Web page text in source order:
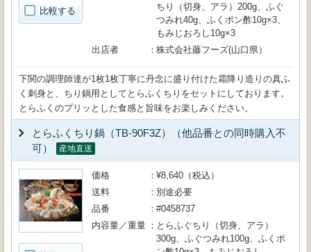
比較する
ちり（切身、アラ）200g、ふぐ
つみれ40g、ふくポン酢10g×3、
もみじおろし10g×3
出店者
株式会社藤フーズ(山口県）
下関の調理師達が1枚1枚丁寧に丹念に盛り付けた霜降り造りの真ふ
く刺身と、ちり鍋用としてとらふくちりをセットにしております。
とらふくのプリッとした食感と旨味をお楽しみください。
とらふくちり鍋（TB-90F3Z）（他品番との同時購入不
可）
産地直送
価格
¥8,640（税込）
送料
別途必要
品番
#0458737
内容量／重量
とらふぐちり（切身、アラ）
300g、ふぐつみれ100g、ふくポ